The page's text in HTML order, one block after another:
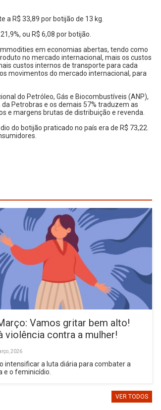
a R$ 33,89 por botijão de 13 kg.
ou R$ 6,08 por botijão.
em economias abertas, tendo como
no mercado internacional, mais os custos
custos internos de transporte para cada
movimentos do mercado internacional, para
do Petróleo, Gás e Biocombustíveis (ANP),
Petrobras e os demais 57% traduzem as
e margens brutas de distribuição e revenda.
do botijão praticado no país era de R$ 73,22.
Vamos gritar bem alto!
violência contra a mulher!
2026
intensificar a luta diária para combater a
e o feminicídio.
VER TODOS